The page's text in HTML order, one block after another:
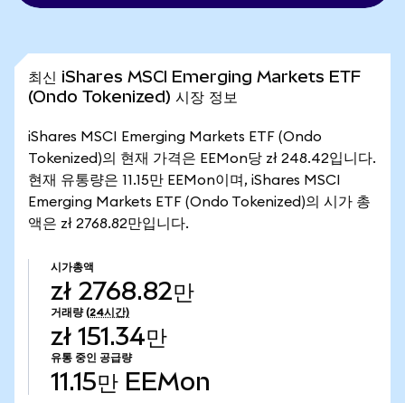
최신 iShares MSCI Emerging Markets ETF
(Ondo Tokenized) 시장 정보
iShares MSCI Emerging Markets ETF (Ondo
Tokenized)의 현재 가격은 EEMon당 zł 248.42입니다.
현재 유통량은 11.15만 EEMon이며, iShares MSCI
Emerging Markets ETF (Ondo Tokenized)의 시가 총
액은 zł 2768.82만입니다.
시가총액
zł 2768.82만
거래량 (24시간)
zł 151.34만
유통 중인 공급량
11.15만 EEMon